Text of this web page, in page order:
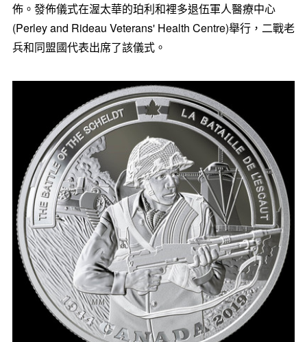
佈。發佈儀式在渥太華的珀利和裡多退伍軍人醫療中心
(Perley and Rideau Veterans' Health Centre)舉行，二戰老
兵和同盟國代表出席了該儀式。